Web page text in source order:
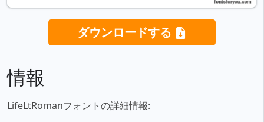
ダウンロードする
情報
LifeLtRomanフォントの詳細情報: